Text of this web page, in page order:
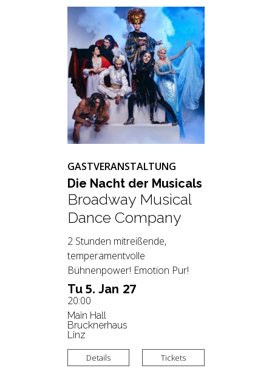
Tu 5. Jan 27
20:00
Main Hall
Brucknerhaus
Linz
GASTVERANSTALTUNG
Die Nacht der Mu­si­cals
Broadway Musical
Dance Company
2 Stunden mitreißende,
temperamentvolle
Bühnenpower! Emotion Pur!
Details Tickets